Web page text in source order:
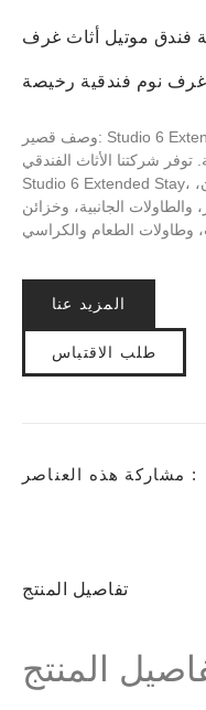
فندق موتيل أثاث غرف
وصف قصير: Studio 6 Extended Stay هو فندق للإقامة الممتدة مصمم
شركتنا الأثاث الفندقي
Studio 6 Extended Stay، بما في ذلك: الأرائك، وخزائن التلفزيون،
الجانبية، وخزائن
المزيد عنا
طلب الاقتباس
مشاركة هذه العناصر :
تفاصيل المنتج
المنتج